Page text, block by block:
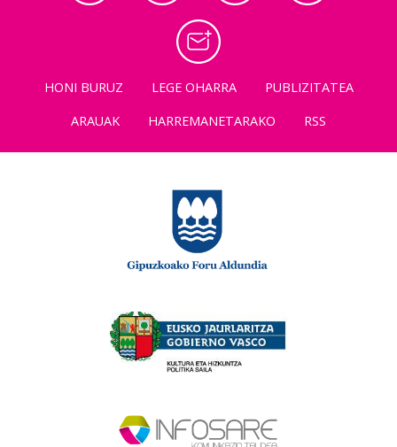
HONI BURUZ LEGE OHARRA
PUBLIZITATEA
ARAUAK
HARREMANETARAKO RSS